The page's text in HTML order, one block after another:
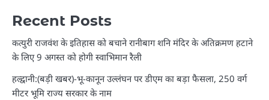
Recent Posts
कत्युरी राजवंश के इतिहास को बचाने रानीबाग शनि मंदिर के अतिक्रमण हटाने
के लिए 9 अगस्त को होगी स्वाभिमान रैली
हल्द्वानी:(बड़ी खबर)-भू-कानून उल्लंघन पर डीएम का बड़ा फैसला, 250 वर्ग
मीटर भूमि राज्य सरकार के नाम